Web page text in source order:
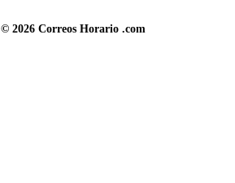
© 2026 Correos Horario .com